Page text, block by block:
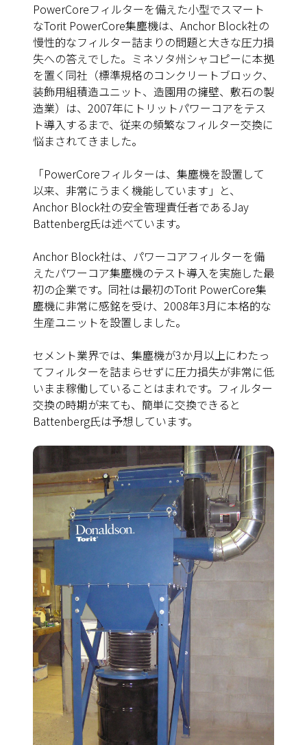
PowerCoreフィルターを備えた小型でスマート
なTorit PowerCore集塵機は、Anchor Block社の
慢性的なフィルター詰まりの問題と大きな圧力損
失への答えでした。ミネソタ州シャコピーに本拠
を置く同社（標準規格のコンクリートブロック、
装飾用組積造ユニット、造園用の擁壁、敷石の製
造業）は、2007年にトリットパワーコアをテス
ト導入するまで、従来の頻繁なフィルター交換に
悩まされてきました。
「PowerCoreフィルターは、集塵機を設置して
以来、非常にうまく機能しています」と、
Anchor Block社の安全管理責任者であるJay
Battenberg氏は述べています。
Anchor Block社は、パワーコアフィルターを備
えたパワーコア集塵機のテスト導入を実施した最
初の企業です。同社は最初のTorit PowerCore集
塵機に非常に感銘を受け、2008年3月に本格的な
生産ユニットを設置しました。
セメント業界では、集塵機が3か月以上にわたっ
てフィルターを詰まらせずに圧力損失が非常に低
いまま稼働していることはまれです。フィルター
交換の時期が来ても、簡単に交換できると
Battenberg氏は予想しています。